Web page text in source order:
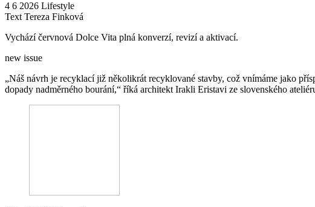
4 6 2026 Lifestyle
Text Tereza Finková
Vychází červnová Dolce Vita plná konverzí, revizí a aktivací.
new issue
„Náš návrh je recyklací již několikrát recyklované stavby, což vnímáme jako
dopady nadměrného bourání,“ říká architekt Irakli Eristavi ze slovenského